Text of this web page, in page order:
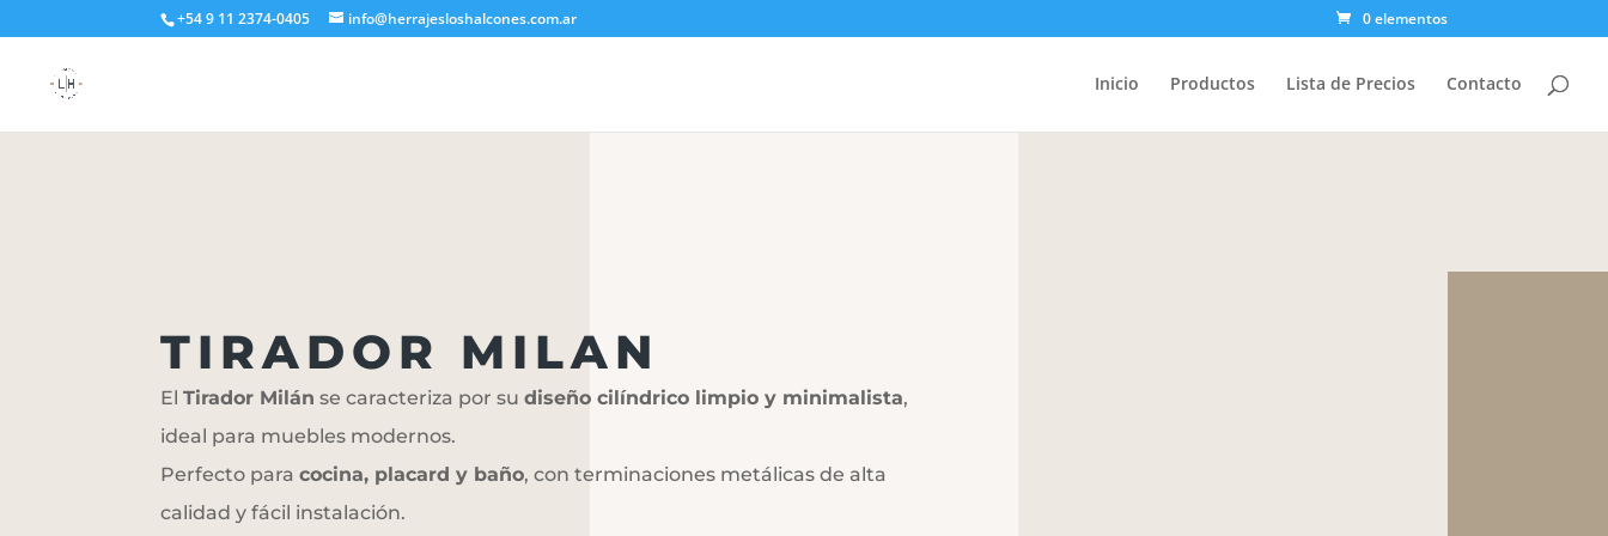
+54 9 11 2374-0405 info@herrajesloshalcones.com.ar 0 elementos
Inicio Productos Lista de Precios Contacto
TIRADOR MILAN
ElTirador Milán se caracteriza por sudiseño cilíndrico limpio y minimalista,
ideal para muebles modernos.
Perfecto paracocina, placard y baño, con terminaciones metálicas de alta
calidad y fácil instalación.